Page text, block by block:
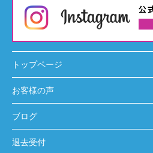
トップページ
お客様の声
ブログ
退去受付